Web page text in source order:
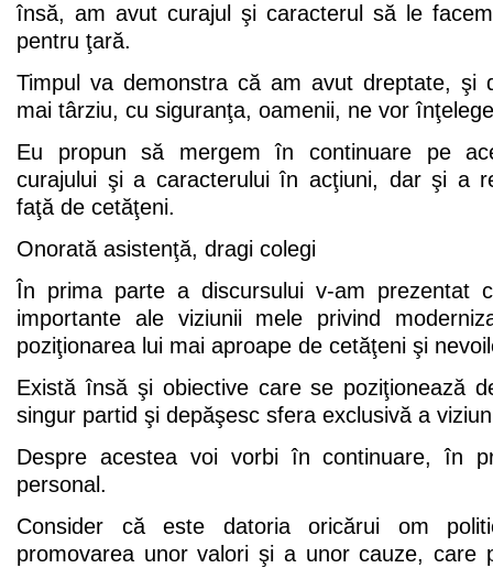
însă, am avut curajul şi caracterul să le
pentru ţară.
Timpul va demonstra că am avut dreptate, şi
mai târziu, cu siguranţa, oamenii, ne vor
Eu propun să mergem în continuare pe
curajului şi a caracterului în acţiuni, dar şi a
faţă de cetăţeni.
Onorată asistenţă, dragi colegi
În prima parte a discursului v-am prezentat
importante ale viziunii mele privind
poziţionarea lui mai aproape de cetăţeni şi
Există însă şi obiective care se poziţionează
singur partid şi depăşesc sfera exclusivă a
Despre acestea voi vorbi în continuare, în
personal.
Consider că este datoria oricărui om
promovarea unor valori şi a unor cauze, care